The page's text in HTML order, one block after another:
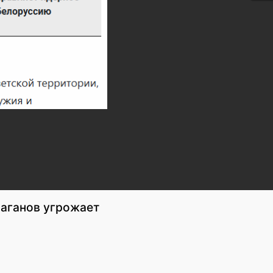
угрожает